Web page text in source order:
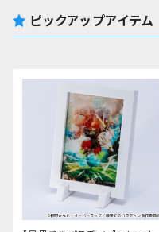
ピックアップアイテム